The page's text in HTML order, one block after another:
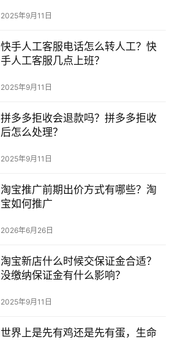
2025年9月11日
快手人工客服电话怎么转人工？快
手人工客服几点上班？
2025年9月11日
拼多多拒收会退款吗？拼多多拒收
后怎么处理？
2025年9月11日
淘宝推广前期出价方式有哪些？淘
宝如何推广
2026年6月26日
淘宝新店什么时候交保证金合适？
没缴纳保证金有什么影响？
2025年9月11日
世界上是先有鸡还是先有蛋，生命